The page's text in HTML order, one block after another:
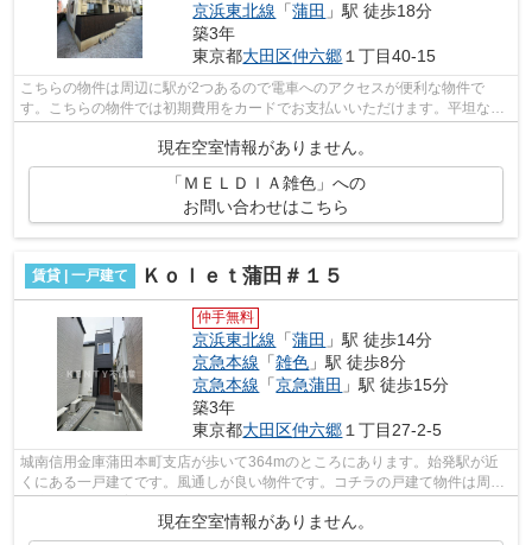
京浜東北線 「蒲田 」駅 徒歩18分
築3年
東京都大田区仲六郷 １丁目40-15
こちらの物件は周辺に駅が2つあるので電車へのアクセスが便利な物件で
す。こちらの物件では初期費用をカードでお支払いいただけます。平坦な場
現在空室情報がありません。
「ＭＥＬＤＩＡ雑色」への
お問い合わせはこちら
賃貸 | 一戸建て Ｋｏｌｅｔ蒲田＃１５
仲手無料
京浜東北線 「蒲田 」駅 徒歩14分
京急本線 「雑色 」駅 徒歩8分
京急本線 「京急蒲田 」駅 徒歩15分
築3年
東京都大田区仲六郷 １丁目27-2-5
城南信用金庫蒲田本町支店が歩いて364mのところにあります。始発駅が近
くにある一戸建てです。風通しが良い物件です。コチラの戸建て物件は周辺
環境も良く、子育てにもうってつけです...
現在空室情報がありません。